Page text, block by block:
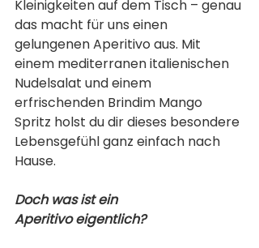
Kleinigkeiten auf dem Tisch – genau
das macht für uns einen
gelungenen Aperitivo aus. Mit
einem mediterranen italienischen
Nudelsalat und einem
erfrischenden Brindim Mango
Spritz holst du dir dieses besondere
Lebensgefühl ganz einfach nach
Hause.
Doch was ist ein
Aperitivo eigentlich?